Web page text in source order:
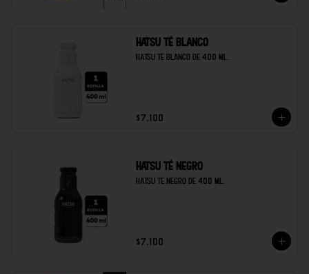
Hatsu té blanco
Hatsu te blanco de 400 ml.
$7.100
Hatsu té negro
Hatsu te negro de 400 ml.
$7.100